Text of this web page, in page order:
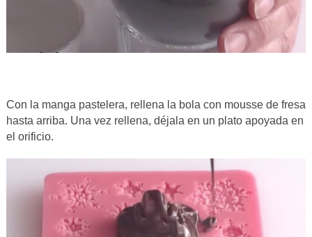
Con la manga pastelera, rellena la bola con mousse de fresa
hasta arriba. Una vez rellena, déjala en un plato apoyada en
el orificio.